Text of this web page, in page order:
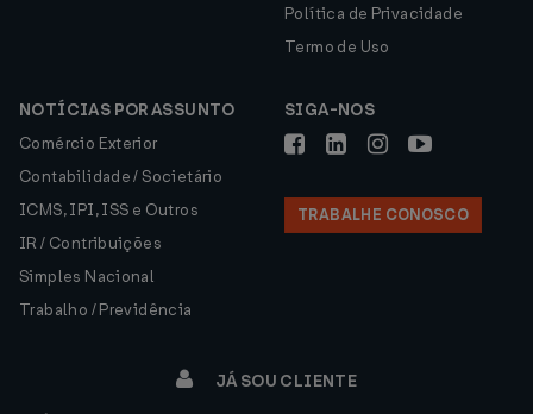
Política de Privacidade
Termo de Uso
NOTÍCIAS POR ASSUNTO
Comércio Exterior
Contabilidade / Societário
ICMS, IPI, ISS e Outros
IR / Contribuições
Simples Nacional
Trabalho / Previdência
SIGA-NOS
TRABALHE CONOSCO
JÁ SOU CLIENTE